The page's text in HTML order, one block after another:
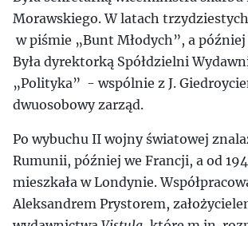
Morawskiego. W latach trzydziestych
w piśmie „Bunt Młodych”, a
Była dyrektorką Spółdzielni
„Polityka” - wspólnie z J.
dwuosobowy zarząd.
Po wybuchu II wojny światowej
Rumunii, później we Francji, a od
mieszkała w Londynie.
Aleksandrem Prystorem,